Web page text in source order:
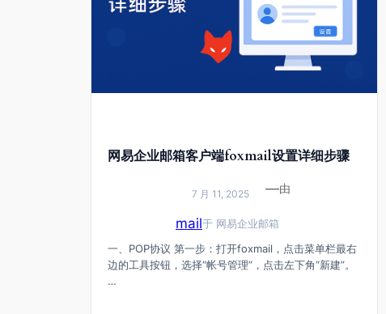
网易企业邮箱客户端foxmail设置详细步骤
7 月 11, 2025 —由
mail于 网易企业邮箱
一、POP协议 第一步：打开foxmail，点击菜单栏最右
边的工具按钮，选择“帐号管理”，点击左下角“新建”。
…